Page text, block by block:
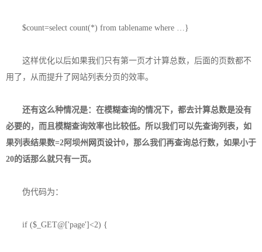
$count=select count(*) from tablename where …}
这样优化以后如果我们只有第一页才计算总数，后面的页数都不
用了，从而提升了网站列表分页的效率。
还有这么种情况是：在模糊查询的情况下，都去计算总数是没有
必要的，而且模糊查询效率也比较低。所以我们可以先查询列表，如
果列表结果数=2阿坝州 网页设计0，那么我们再查询总行数，如果小于
20的话那么就只有一页。
伪代码为：
if ($_GET@['page']<2) {